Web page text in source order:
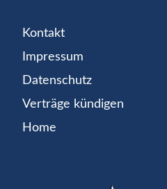
Kontakt
Impressum
Datenschutz
Verträge kündigen
Home